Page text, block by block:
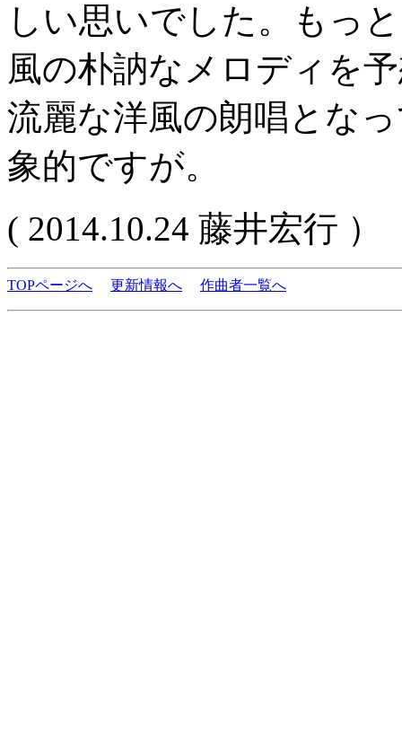
しい思いでした。もっ
風の朴訥なメロディを
流麗な洋風の朗唱とな
象的ですが。
( 2014.10.24 藤井宏行 ）
TOPページへ 更新情報へ 作曲者一覧へ